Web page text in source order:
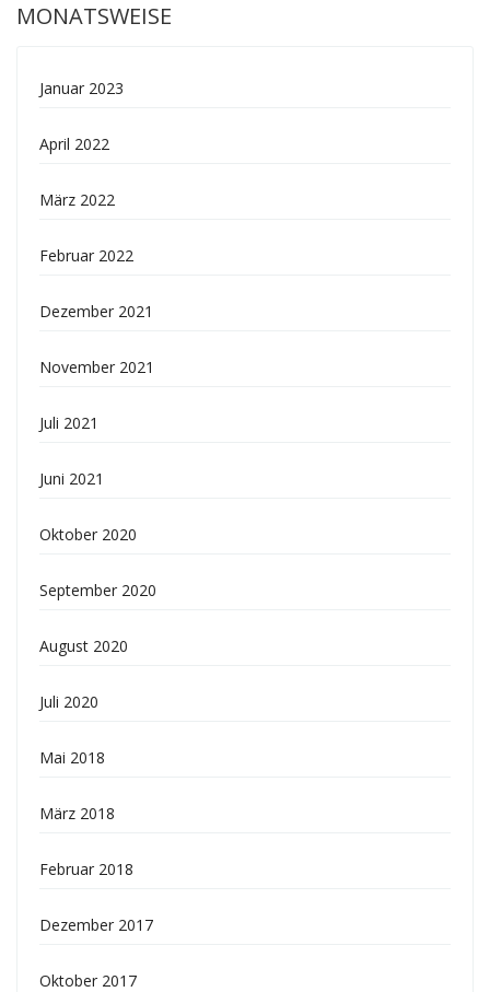
MONATSWEISE
Januar 2023
April 2022
März 2022
Februar 2022
Dezember 2021
November 2021
Juli 2021
Juni 2021
Oktober 2020
September 2020
August 2020
Juli 2020
Mai 2018
März 2018
Februar 2018
Dezember 2017
Oktober 2017